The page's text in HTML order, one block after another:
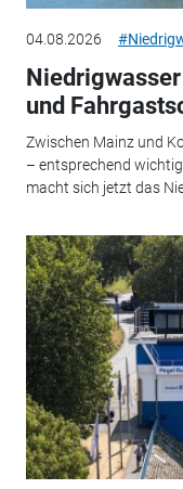
04.08.2026
und
Zwischen Mainz und
– entsprechend
macht sich jetzt das